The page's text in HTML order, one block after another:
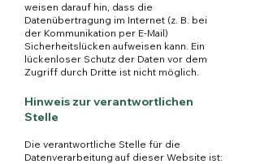
weisen darauf hin, dass die
Datenübertragung im Internet (z. B. bei
der Kommunikation per E-Mail)
Sicherheitslücken aufweisen kann. Ein
lückenloser Schutz der Daten vor dem
Zugriff durch Dritte ist nicht möglich.
Hinweis zur verantwortlichen
Stelle
Die verantwortliche Stelle für die
Datenverarbeitung auf dieser Website ist: